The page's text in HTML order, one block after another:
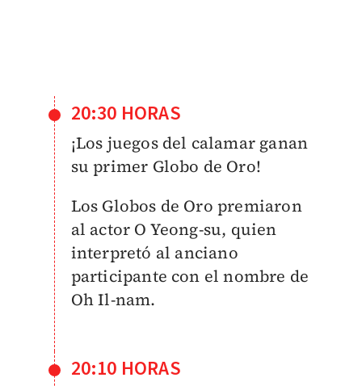
20:30 HORAS
¡Los juegos del calamar ganan
su primer Globo de Oro!
Los Globos de Oro premiaron
al actor O Yeong-su, quien
interpretó al anciano
participante con el nombre de
Oh Il-nam.
20:10 HORAS